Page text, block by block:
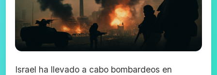
Israel ha llevado a cabo bombardeos en